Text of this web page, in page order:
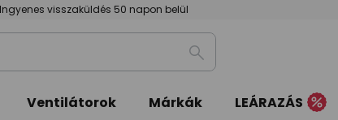
Ingyenes visszaküldés 50 napon belül
Keresés
Ventilátorok Márkák LEÁRAZÁS